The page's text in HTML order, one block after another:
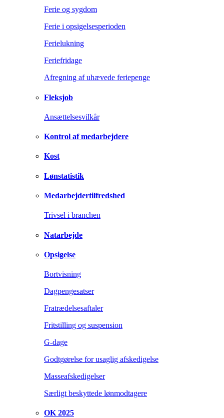
Ferie og sygdom
Ferie i opsigelsesperioden
Ferielukning
Feriefridage
Afregning af uhævede feriepenge
Fleksjob
Ansættelsesvilkår
Kontrol af medarbejdere
Kost
Lønstatistik
Medarbejdertilfredshed
Trivsel i branchen
Natarbejde
Opsigelse
Bortvisning
Dagpengesatser
Fratrædelsesaftaler
Fritstilling og suspension
G-dage
Godtgørelse for usaglig afskedigelse
Masseafskedigelser
Særligt beskyttede lønmodtagere
OK 2025